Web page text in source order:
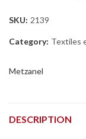
SKU: 2139
Category: Textiles
Metzanel
DESCRIPTION